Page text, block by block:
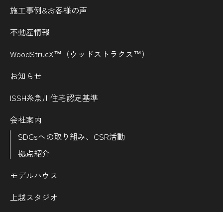
施工事例&お客様の声
不動産情報
WoodStrucX™（ウッドストラクス™）
お知らせ
ISSH糸魚川住宅認定基準
会社案内
SDGsへの取り組み、CSR活動
拠点紹介
モデルハウス
上越スタジオ